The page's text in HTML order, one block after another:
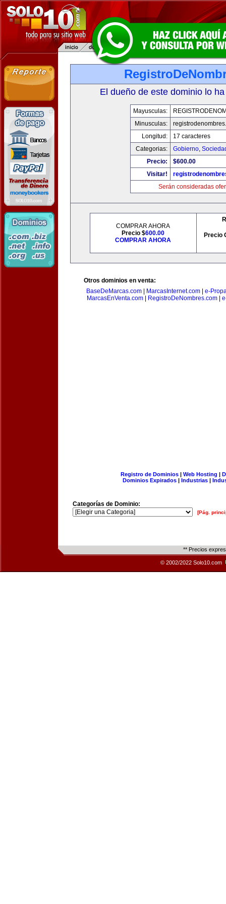
El dueño de este dominio lo
Mayusculas:
Minusculas:
Longitud:
17 caracteres
Categorias:
Gobierno,
Precio:
$600.00
Visitar!
Serán consideradas
COMPRAR AHORA
Precio $600.00
COMPRAR AHORA
Precio
Otros dominios en venta:
BaseDeMarcas.com| MarcasInternet.com| e-
MarcasEnVenta.com
RegistroDeNombres.com
Registro de Dominios| Web Hosting |
Dominios Expirados | Industrias |
Categorías de Dominio:
[Pág.
** Precios
© 2002/2022 Solo10.com